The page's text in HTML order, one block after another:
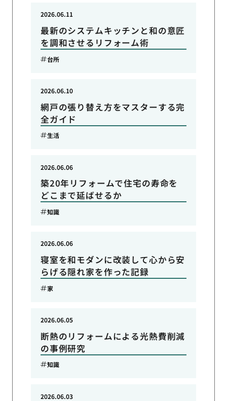
最新のシステムキッチンと和の意匠
を調和させるリフォーム術
2026.06.11
台所
網戸の張り替え方をマスターする完
全ガイド
2026.06.10
生活
築20年リフォームで住宅の寿命を
どこまで延ばせるか
2026.06.06
知識
寝室を和モダンに改装して心から安
らげる隠れ家を作った記録
2026.06.06
家
断熱のリフォームによる光熱費削減
の事例研究
2026.06.05
知識
2026.06.03